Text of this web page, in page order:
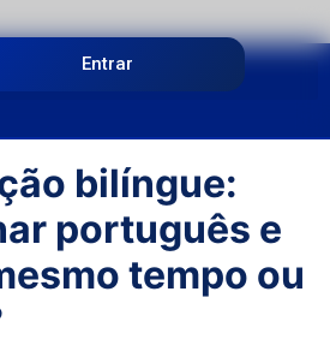
Entrar
bilíngue:
português e
tempo ou